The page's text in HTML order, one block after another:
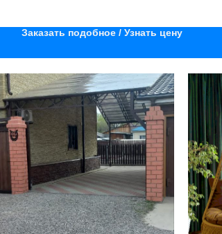
Заказать подобное / Узнать цену